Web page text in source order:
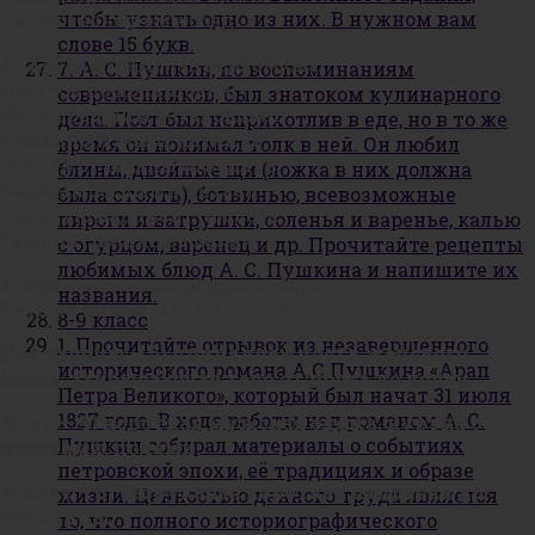
чтобы узнать одно из них. В нужном вам
слове 15 букв.
7. А. С. Пушкин, по воспоминаниям
современников, был знатоком кулинарного
дела. Поэт был неприхотлив в еде, но в то же
время он понимал толк в ней. Он любил
блины, двойные щи (ложка в них должна
была стоять), ботвинью, всевозможные
пироги и ватрушки, соленья и варенье, калью
с огурцом, варенец и др. Прочитайте рецепты
любимых блюд А. С. Пушкина и напишите их
названия.
8-9 класс
1. Прочитайте отрывок из незавершенного
исторического романа А.С.Пушкина «Арап
Петра Великого», который был начат 31 июля
1827 года. В ходе работы над романом А. С.
Пушкин собирал материалы о событиях
петровской эпохи, её традициях и образе
жизни. Ценностью данного труда является
то, что полного историографического
Не прозвонит ему обед…»
3. «Когда стремглав верхом она
Несется по полям одна,
Коня пред ним остановляет,
Ремянный повод натянув,
И, флер от шляпы отвернув,
Глазами беглыми читает
Простую надпись — и слеза
Туманит нежные глаза.» …
4 «Бренчат кавалергарда шпоры;
Летают ножки милых дам…»
Панталоны — 5) принадлежность женского
белья, закрывающая тело от пояса до колен
Фрак — 4) короткая мужская одежа, куртка с
хвостами, полами
Жилет — 3) безрукавая короткая поддевка до
поясницы